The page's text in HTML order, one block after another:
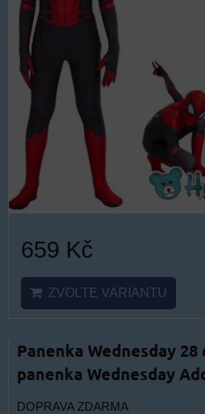
659 Kč
ZVOLTE VARIANTU
Panenka Wednesday 28
panenka Wednesday
DOPRAVA ZDARMA